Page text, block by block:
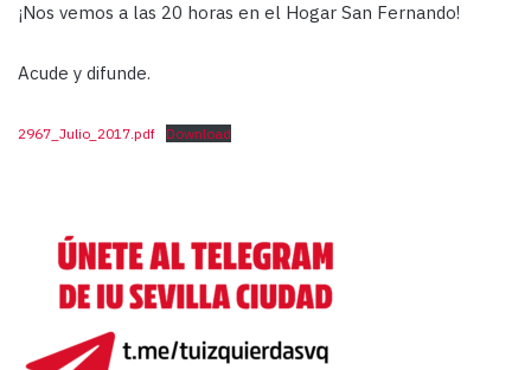
¡Nos vemos a las 20 horas en el Hogar San Fernando!
Acude y difunde.
2967_Julio_2017.pdf Download